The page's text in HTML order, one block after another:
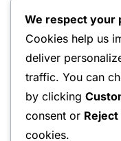
Message:
We respect your
Cookies help us
deliver
traffic. You can
by clicking
consent or Reject
cookies.